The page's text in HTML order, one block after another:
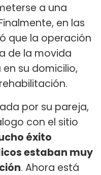
a una
en las
que la operación
de la movida
su domicilio,
por su pareja,
con el sitio
éxito
estaban muy
. Ahora está